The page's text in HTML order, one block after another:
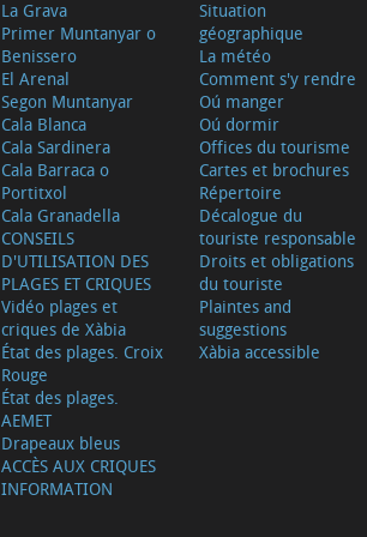
La Grava
Primer Muntanyar o
Benissero
El Arenal
Segon Muntanyar
Cala Blanca
Cala Sardinera
Cala Barraca o
Portitxol
Cala Granadella
CONSEILS
D'UTILISATION DES
PLAGES ET CRIQUES
Vidéo plages et
criques de Xàbia
État des plages. Croix
Rouge
État des plages.
AEMET
Drapeaux bleus
ACCÈS AUX CRIQUES
INFORMATION
Situation
géographique
La météo
Comment s'y rendre
Oú manger
Oú dormir
Offices du tourisme
Cartes et brochures
Répertoire
Décalogue du
touriste responsable
Droits et obligations
du touriste
Plaintes and
suggestions
Xàbia accessible